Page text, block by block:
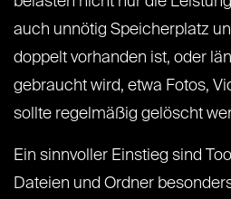
auch unnötig Speicherplatz
doppelt vorhanden ist, oder
gebraucht wird, etwa Fotos,
sollte regelmäßig gelöscht
Ein sinnvoller Einstieg sind
Dateien und Ordner